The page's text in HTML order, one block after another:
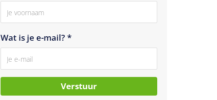
Wat is je e-mail? *
Verstuur